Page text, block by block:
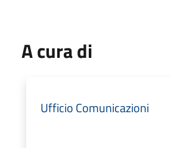
A cura di
Ufficio Comunicazioni